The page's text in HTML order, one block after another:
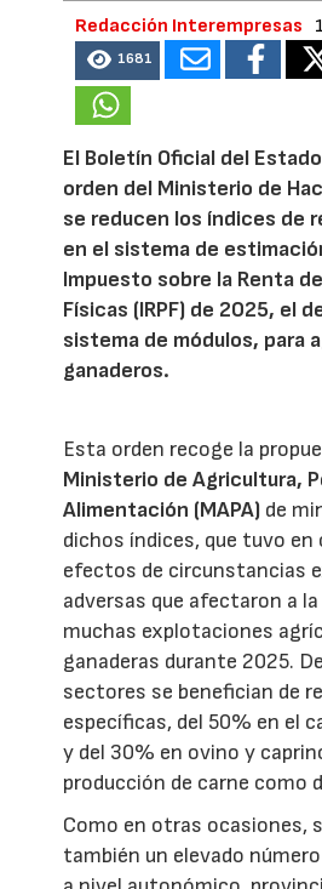
Redacción Interempresas
1681
El Boletín Oficial del
orden del Ministerio de
se reducen los índices de
en el sistema de
Impuesto sobre la Renta
Físicas (IRPF) de 2025, el
sistema de módulos, para
ganaderos.
Esta orden recoge la
Ministerio de Agricultura,
Alimentación (MAPA) de
dichos índices, que tuvo en
efectos de circunstancias
adversas que afectaron a
muchas explotaciones
ganaderas durante 2025.
sectores se benefician de
específicas, del 50% en el
y del 30% en ovino y
producción de carne como
Como en otras ocasiones,
también un elevado